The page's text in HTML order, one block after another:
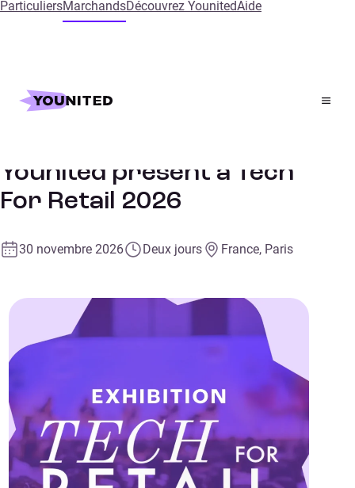
ParticuliersMarchandsDécouvrez YounitedAide
Accueil Events
Younited présent à Tech
For Retail 2026
30 novembre 2026 Deux jours France, Paris